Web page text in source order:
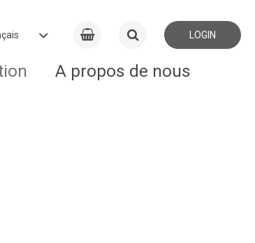
LOGIN
A propos de nous